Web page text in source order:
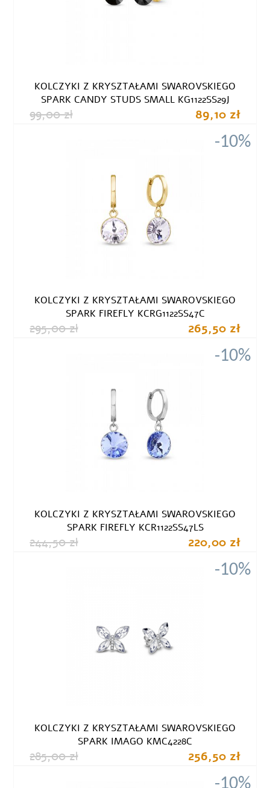
KOLCZYKI Z KRYSZTAŁAMI SWAROVSKIEGO
SPARK CANDY STUDS SMALL KG1122SS29J
99,00 zł 89,10 zł
-10%
KOLCZYKI Z KRYSZTAŁAMI SWAROVSKIEGO
SPARK FIREFLY KCRG1122SS47C
295,00 zł 265,50 zł
-10%
KOLCZYKI Z KRYSZTAŁAMI SWAROVSKIEGO
SPARK FIREFLY KCR1122SS47LS
244,50 zł 220,00 zł
-10%
KOLCZYKI Z KRYSZTAŁAMI SWAROVSKIEGO
SPARK IMAGO KMC4228C
285,00 zł 256,50 zł
-10%